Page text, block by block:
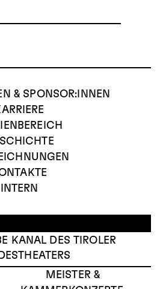
& SPONSOR:INNEN
INTERN
KANAL DES TIROLER
MEISTER &